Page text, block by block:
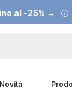
al -25% →
Novità